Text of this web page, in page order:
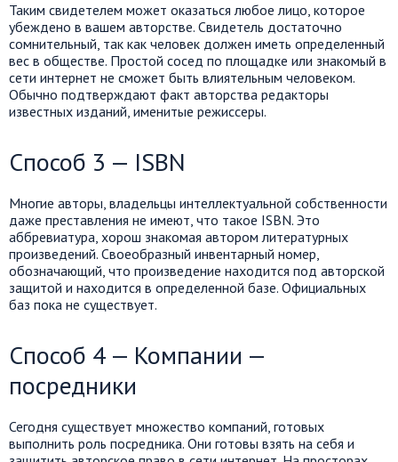
Таким свидетелем может оказаться любое лицо, которое
убеждено в вашем авторстве. Свидетель достаточно
сомнительный, так как человек должен иметь определенный
вес в обществе. Простой сосед по площадке или знакомый в
сети интернет не сможет быть влиятельным человеком.
Обычно подтверждают факт авторства редакторы
известных изданий, именитые режиссеры.
Способ 3 — ISBN
Многие авторы, владельцы интеллектуальной собственности
даже преставления не имеют, что такое ISBN. Это
аббревиатура, хорош знакомая автором литературных
произведений. Своеобразный инвентарный номер,
обозначающий, что произведение находится под авторской
защитой и находится в определенной базе. Официальных
баз пока не существует.
Способ 4 — Компании —
посредники
Сегодня существует множество компаний, готовых
выполнить роль посредника. Они готовы взять на себя и